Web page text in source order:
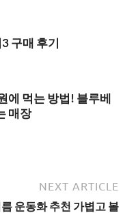
구매 후기
에 먹는 방법! 블루베
매장
NEXT ARTICLE
운동화 추천 가볍고 볼